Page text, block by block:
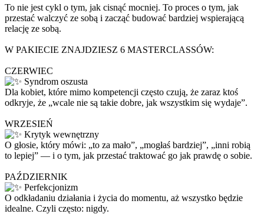
To nie jest cykl o tym, jak cisnąć mocniej. To proces o tym, jak
przestać walczyć ze sobą i zacząć budować bardziej wspierającą
relację ze sobą.
W PAKIECIE ZNAJDZIESZ 6 MASTERCLASSÓW:
CZERWIEC
Syndrom oszusta
Dla kobiet, które mimo kompetencji często czują, że zaraz ktoś
odkryje, że „wcale nie są takie dobre, jak wszystkim się wydaje”.
WRZESIEŃ
Krytyk wewnętrzny
O głosie, który mówi: „to za mało”, „mogłaś bardziej”, „inni robią
to lepiej” — i o tym, jak przestać traktować go jak prawdę o sobie.
PAŹDZIERNIK
Perfekcjonizm
O odkładaniu działania i życia do momentu, aż wszystko będzie
idealne. Czyli często: nigdy.